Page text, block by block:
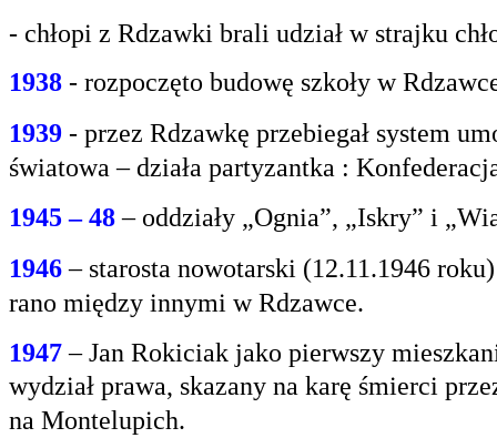
- chłopi z Rdzawki brali udział w strajku
1938 - rozpoczęto budowę szkoły w
1939 - przez Rdzawkę przebiegał system
światowa – działa partyzantka :
1945 – 48– oddziały „Ognia”, „Iskry” i
1946– starosta nowotarski (12.11.1946
rano między innymi w Rdzawce.
1947 – Jan Rokiciak jako pierwszy
wydział prawa, skazany na karę śmierci
na Montelupich.